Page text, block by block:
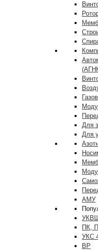
Для
Для
АМУ
ПК,
УКС
ВР